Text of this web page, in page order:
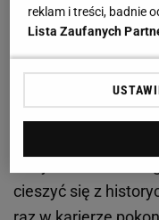
Eksperci
się"
Świątek przegrała
4:6, a w drugiej
wielkiej szansy na
cieszyć się z
reklam i treści, badnie
Lista Zaufanych